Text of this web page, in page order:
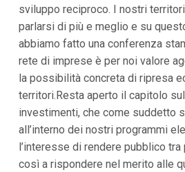
sviluppo reciproco. I nostri
parlarsi di più e meglio e su
abbiamo fatto una conferenza
rete di imprese è per noi valore
la possibilità concreta di ripresa
territori.Resta aperto il capitolo
investimenti, che come suddetto
all’interno dei nostri programmi
l’interesse di rendere pubblico
così a rispondere nel merito alle